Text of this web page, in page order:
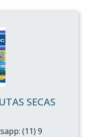
SECAS
(11) 9